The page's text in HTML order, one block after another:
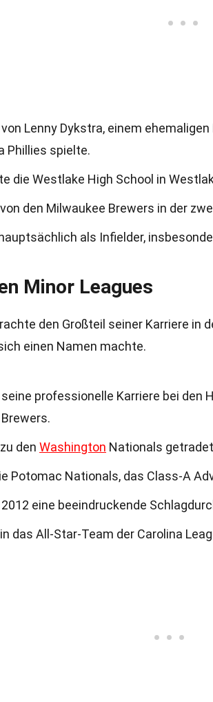
Lenny Dykstra, einem
Phillies spielte.
die Westlake High School in
den Milwaukee Brewers in der
als Infielder,
Minor Leagues
den Großteil seiner Karriere in
einen Namen machte.
professionelle Karriere bei den
den Washington Nationals
Potomac Nationals, das Class-A
eine beeindruckende
das All-Star-Team der Carolina